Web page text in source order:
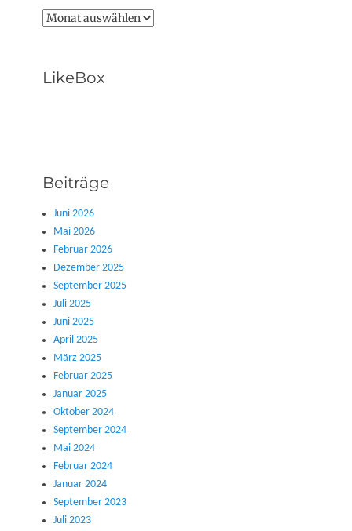
Archive
LikeBox
Beiträge
Juni 2026
Mai 2026
Februar 2026
Dezember 2025
September 2025
Juli 2025
Juni 2025
April 2025
März 2025
Februar 2025
Januar 2025
Oktober 2024
September 2024
Mai 2024
Februar 2024
Januar 2024
September 2023
Juli 2023